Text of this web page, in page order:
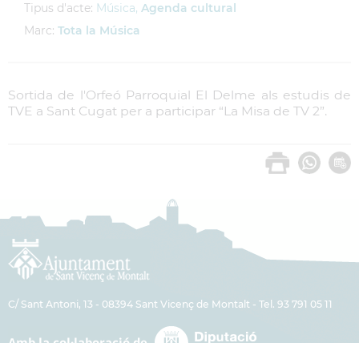
Tipus d'acte: Música, Agenda cultural
Marc: Tota la Música
Sortida de l'Orfeó Parroquial El Delme als estudis de
TVE a Sant Cugat per a participar “La Misa de TV 2”.
C/ Sant Antoni, 13 - 08394 Sant Vicenç de Montalt - Tel. 93 791 05 11